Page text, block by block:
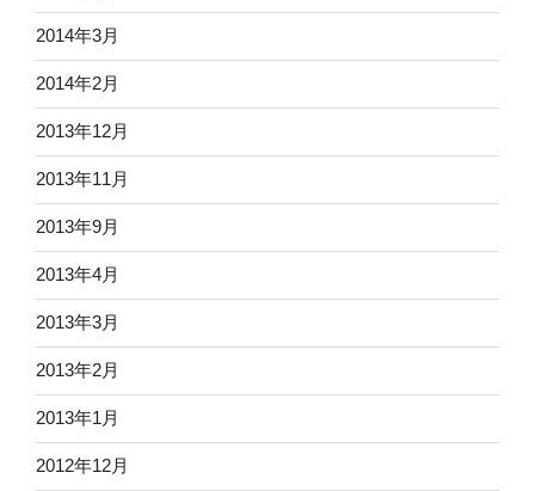
2014年3月
2014年2月
2013年12月
2013年11月
2013年9月
2013年4月
2013年3月
2013年2月
2013年1月
2012年12月